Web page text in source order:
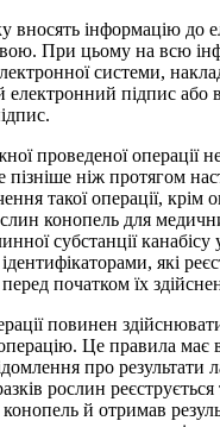
вносять інформацію до
При цьому на всю
системи,
електронний підпис або
проведеної операції
пізніше ніж протягом
такої операції, крім
конопель для
субстанції
які
початком їх
повинен
Це правила має
про результати
рослин
й отримав